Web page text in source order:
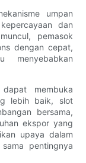
umpan
dan
pemasok
dengan cepat,
menyebabkan
membuka
lebih baik, slot
bersama,
ekspor yang
upaya dalam
pentingnya